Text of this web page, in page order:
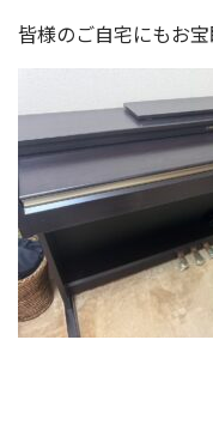
皆様のご自宅にもお